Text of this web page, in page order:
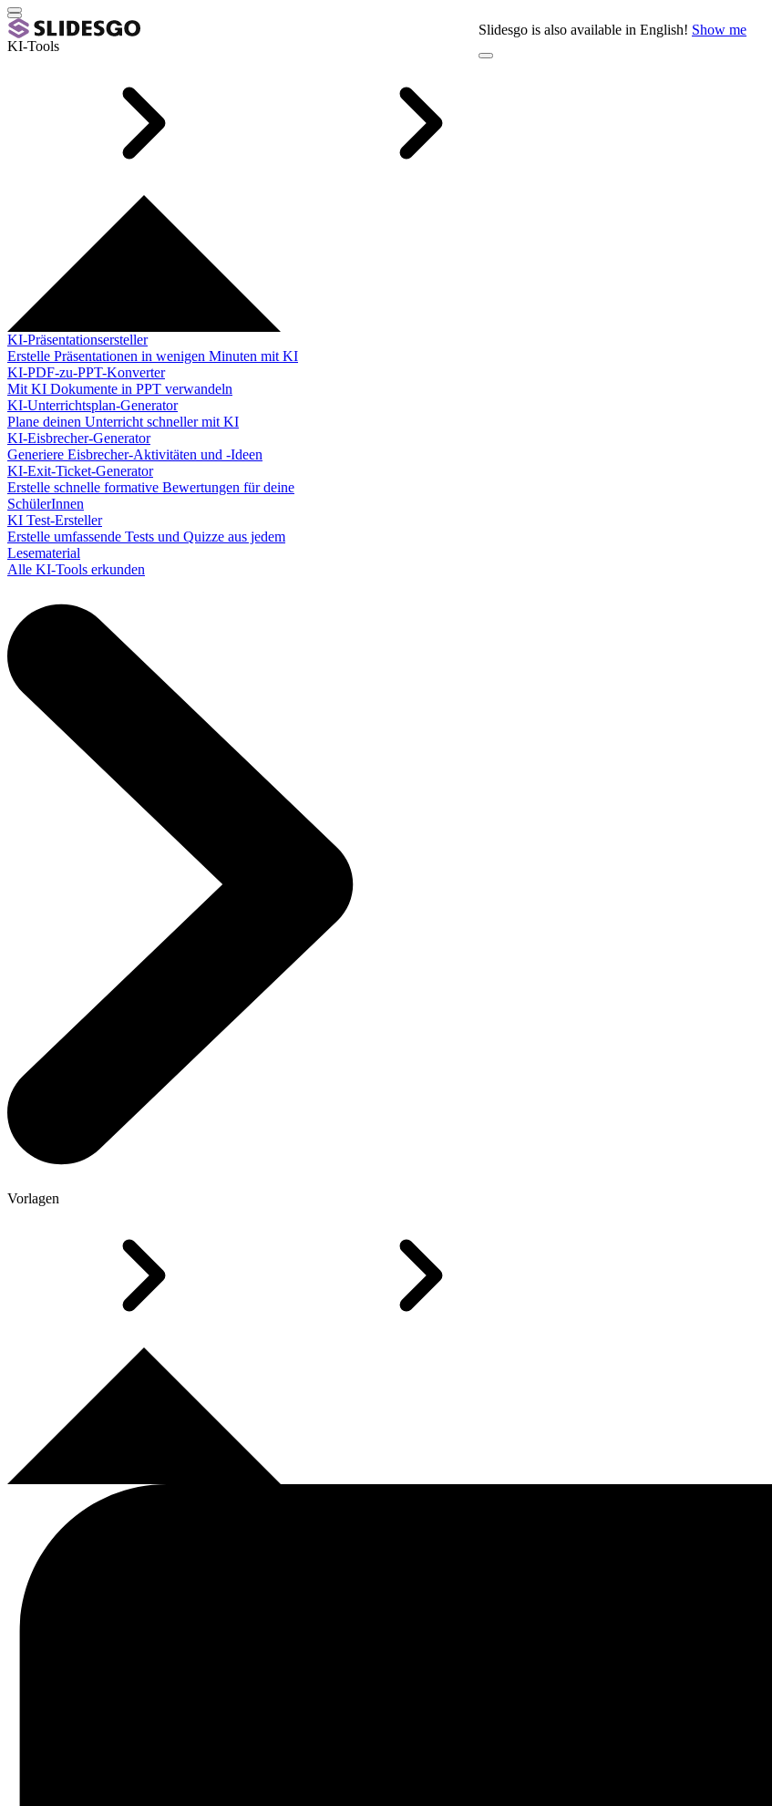
Slidesgo is also available in English! Show me
KI-Tools
KI-Präsentationsersteller
Erstelle Präsentationen in wenigen Minuten mit KI
KI-PDF-zu-PPT-Konverter
Mit KI Dokumente in PPT verwandeln
KI-Unterrichtsplan-Generator
Plane deinen Unterricht schneller mit KI
KI-Eisbrecher-Generator
Generiere Eisbrecher-Aktivitäten und -Ideen
KI-Exit-Ticket-Generator
Erstelle schnelle formative Bewertungen für deine
SchülerInnen
KI Test-Ersteller
Erstelle umfassende Tests und Quizze aus jedem
Lesematerial
Alle KI-Tools erkunden
Vorlagen